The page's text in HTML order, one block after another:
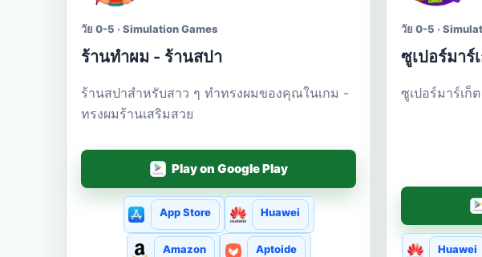
วัย 0-5 · Simulation Games
ร้านทำผม - ร้านสปา
ร้านสปาสำหรับสาว ๆ ทำทรงผมของคุณในเกม -
ทรงผมร้านเสริมสวย
Play on Google Play
App Store Huawei
Amazon Aptoide
วัย 0-5 ·
ซูเปอร์มาร์
ซูเปอร์มาร์เก็
Huawei